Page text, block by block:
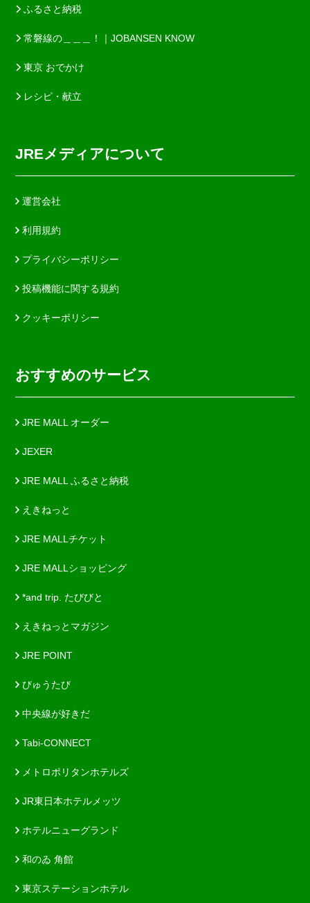
ふるさと納税
常磐線の＿＿＿！｜JOBANSEN KNOW
東京 おでかけ
レシピ・献立
JREメディアについて
運営会社
利用規約
プライバシーポリシー
投稿機能に関する規約
クッキーポリシー
おすすめのサービス
JRE MALL オーダー
JEXER
JRE MALL ふるさと納税
えきねっと
JRE MALLチケット
JRE MALLショッピング
*and trip. たびびと
えきねっとマガジン
JRE POINT
びゅうたび
中央線が好きだ
Tabi-CONNECT
メトロポリタンホテルズ
JR東日本ホテルメッツ
ホテルニューグランド
和のゐ 角館
東京ステーションホテル